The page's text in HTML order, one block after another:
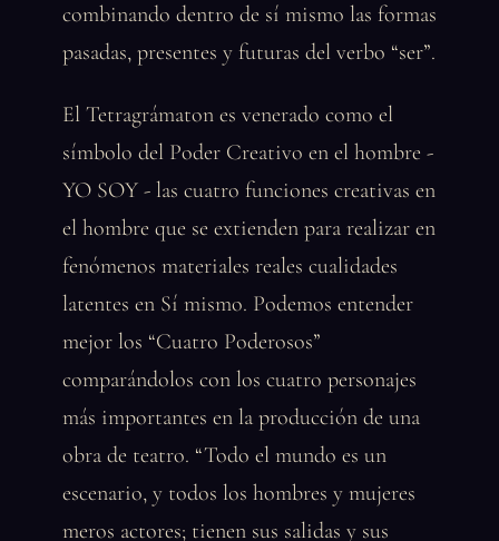
combinando dentro de sí mismo las formas
pasadas, presentes y futuras del verbo “ser”.
El Tetragrámaton es venerado como el
símbolo del Poder Creativo en el hombre -
YO SOY - las cuatro funciones creativas en
el hombre que se extienden para realizar en
fenómenos materiales reales cualidades
latentes en Sí mismo. Podemos entender
mejor los “Cuatro Poderosos”
comparándolos con los cuatro personajes
más importantes en la producción de una
obra de teatro. “Todo el mundo es un
escenario, y todos los hombres y mujeres
meros actores; tienen sus salidas y sus